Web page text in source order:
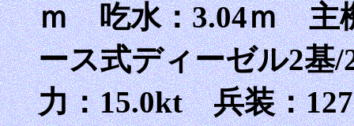
ｍ 吃水：3.04ｍ 主
ース式ディーゼル2
力：15.0kt 兵装：